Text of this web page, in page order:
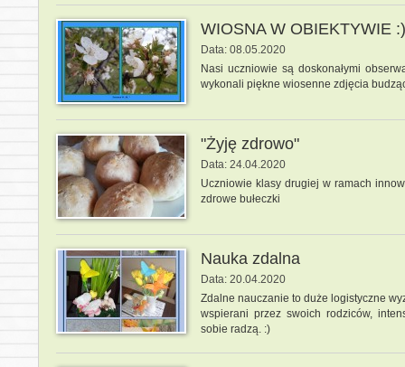
WIOSNA W OBIEKTYWIE :)
Data: 08.05.2020
Nasi uczniowie są doskonałymi
wykonali piękne wiosenne zdjęcia
"Żyję zdrowo"
Data: 24.04.2020
Uczniowie klasy drugiej w ramach
zdrowe bułeczki
Nauka zdalna
Data: 20.04.2020
Zdalne nauczanie to duże logistyczne
wspierani przez swoich rodziców,
sobie radzą. :)